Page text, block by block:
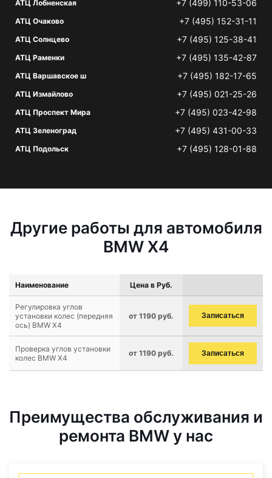
АТЦ Лобненская +7 (499) 110-53-06
АТЦ Очаково +7 (495) 152-31-11
АТЦ Солнцево +7 (495) 125-38-41
АТЦ Раменки +7 (495) 135-42-87
АТЦ Варшавское ш +7 (495) 182-17-65
АТЦ Измайлово +7 (495) 021-25-26
АТЦ Проспект Мира +7 (495) 023-42-98
АТЦ Зеленоград +7 (495) 431-00-33
АТЦ Подольск +7 (495) 128-01-88
Другие работы для автомобиля
BMW X4
Наименование Цена в Руб.
Регулировка углов
установки колес (передняя
ось) BMW X4
от 1190 руб. Записаться
Проверка углов установки
колес BMW X4
от 1190 руб. Записаться
Преимущества обслуживания и
ремонта BMW у нас